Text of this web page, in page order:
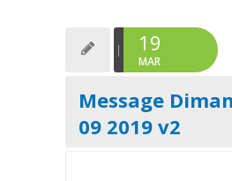
19
MAR
Message
09 2019 v2